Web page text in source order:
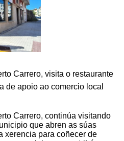
Carrero, visita o restaurante
de apoio ao comercio local
Carrero, continúa visitando
que abren as súas
xerencia para coñecer de